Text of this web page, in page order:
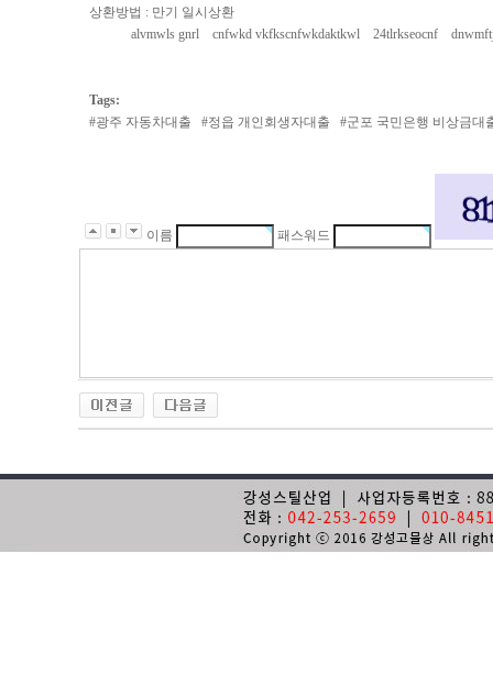
상환방법 : 만기 일시상환
alvmwls gnrl
cnfwkd vkfkscnfwkdaktkwl 24tlrkseocnf
Tags:
#광주 자동차대출 #정읍 개인회생자대출 #군포 국민은행 비상금대
이름 패스워드